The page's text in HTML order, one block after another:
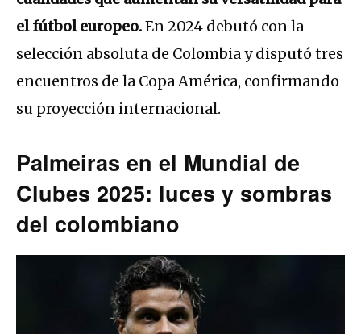
el fútbol europeo.En 2024 debutó con la
selección absoluta de Colombia y disputó tres
encuentros de la Copa América, confirmando
su proyección internacional.
Palmeiras en el Mundial de
Clubes 2025: luces y sombras
del colombiano